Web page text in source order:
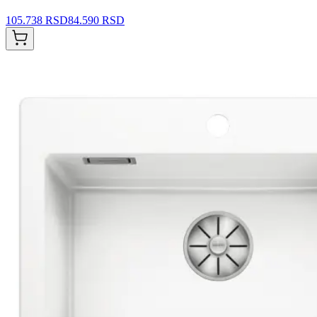
105.738 RSD84.590 RSD